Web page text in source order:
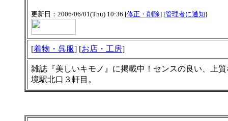
更新日：2006/06/01(Thu) 10:36 [修正・削除] [管理者に通知]
[着物・呉服] [お店・工房]
雑誌『美しいキモノ』に掲載中！センスの良い、上
境駅北口３軒目。